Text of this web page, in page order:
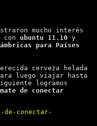
mucho interés
con ubuntu 11.10 y
para Países
cerveza helada
luego viajar hasta
logramos
de conectar
de-conectar-